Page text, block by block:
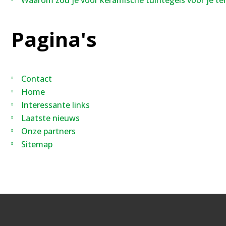
Pagina's
Contact
Home
Interessante links
Laatste nieuws
Onze partners
Sitemap